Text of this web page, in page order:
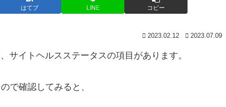
はてブ LINE コピー
2023.02.12 2023.07.09
サイトヘルスステータスの項目があります。
で確認してみると、